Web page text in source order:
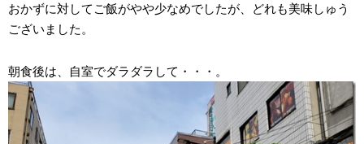
おかずに対してご飯がやや少なめでしたが、どれも美味しゅう
ございました。
朝食後は、自室でダラダラして・・・。